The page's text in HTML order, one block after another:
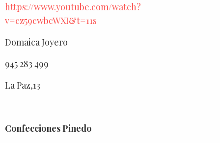
https://www.youtube.com/watch?
v=cz59cwbcWXI&t=11s
Domaica Joyero
945 283 499
La Paz,13
Confecciones Pinedo